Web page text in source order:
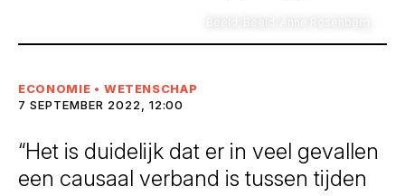
ECONOMIE • WETENSCHAP
7 SEPTEMBER 2022, 12:00
“Het is duidelijk dat er in veel gevallen
een causaal verband is tussen tijden